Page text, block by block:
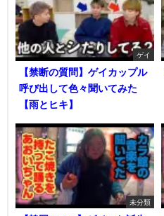
ゲイ
【禁断の質問】ゲイカップル
呼び出して色々聞いてみた
【雨とヒキ】
未分類